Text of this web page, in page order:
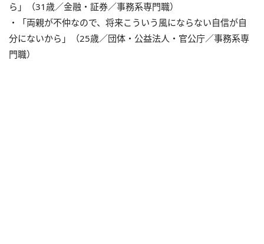
ら」（31歳／金融・証券／事務系専門職）
・「両親が不仲なので、将来こういう風にならない自信が自
分にないから」（25歳／団体・公益法人・官公庁／事務系専
門職）